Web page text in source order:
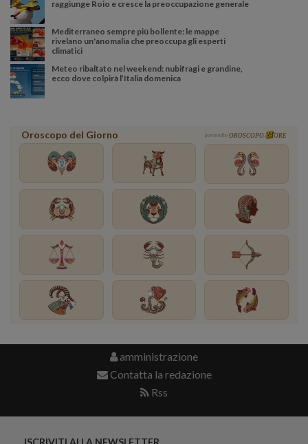
raggiunge Roio e cresce la preoccupazione generale
Mediterraneo sempre più bollente: le mappe
rivelano un'anomalia che preoccupa gli esperti
climatici
Meteo ribaltato nel weekend: nubifragi e grandine,
ecco dove colpirà l’Italia domenica
Oroscopo del Giorno powered by OROSCOPO ORE
amministrazione
Contatta la redazione
Rss